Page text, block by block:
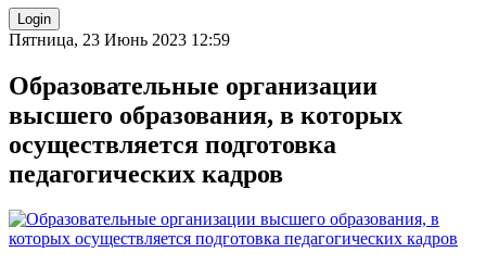
Пятница, 23 Июнь 2023 12:59
Образовательные организации
высшего образования, в которых
осуществляется подготовка
педагогических кадров